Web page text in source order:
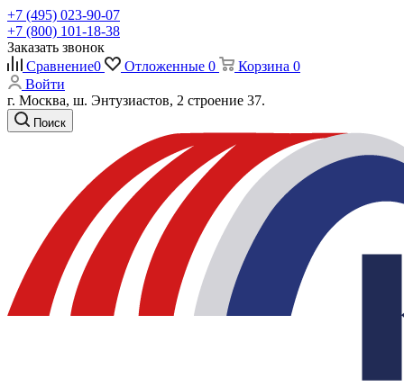
+7 (495) 023-90-07
+7 (800) 101-18-38
Заказать звонок
Сравнение0 Отложенные 0 Корзина 0
Войти
г. Москва, ш. Энтузиастов, 2 строение 37.
Поиск